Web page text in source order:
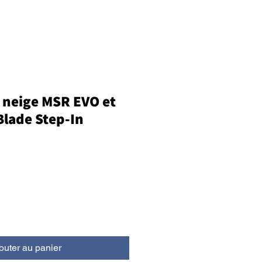
MSR EVO et
Step-In
au panier